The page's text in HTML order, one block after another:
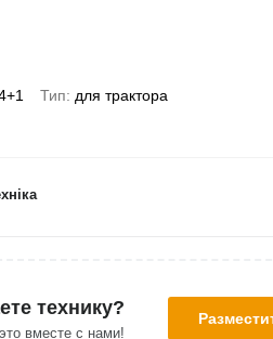
Тип для трактора
технику?
вместе с нами!